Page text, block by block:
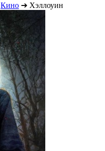
Кино ➔ Хэллоуин